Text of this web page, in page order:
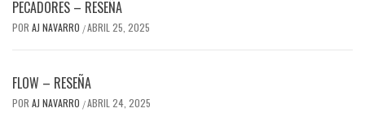
PECADORES – RESEÑA
POR AJ NAVARRO /ABRIL 25, 2025
FLOW – RESEÑA
POR AJ NAVARRO /ABRIL 24, 2025